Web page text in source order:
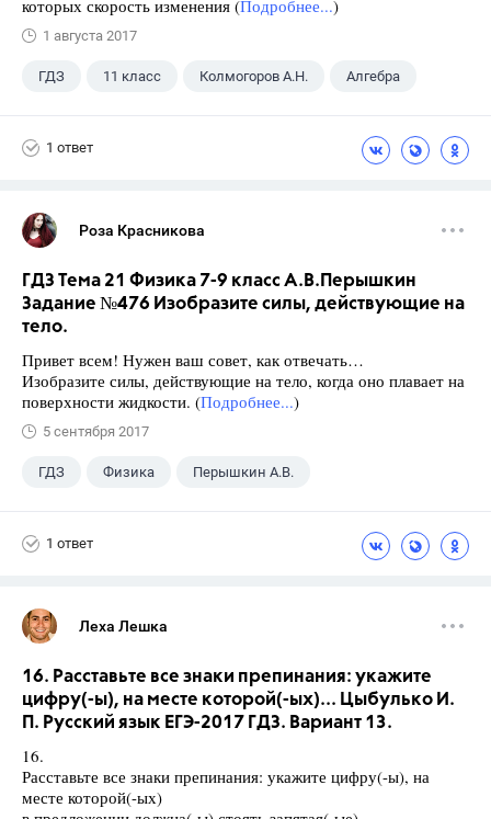
которых скорость изменения (Подробнее...)
1 августа 2017
ГДЗ 11 класс Колмогоров А.Н. Алгебра
1 ответ
Роза Красникова
ГДЗ Тема 21 Физика 7-9 класс А.В.Перышкин
Задание №476 Изобразите силы, действующие на
тело.
Привет всем! Нужен ваш совет, как отвечать…
Изобразите силы, действующие на тело, когда оно плавает на
поверхности жидкости. (Подробнее...)
5 сентября 2017
ГДЗ Физика Перышкин А.В.
1 ответ
Леха Лешка
16. Расставьте все знаки препинания: укажите
цифру(-ы), на месте которой(-ых)... Цыбулько И.
П. Русский язык ЕГЭ-2017 ГДЗ. Вариант 13.
16.
Расставьте все знаки препинания: укажите цифру(-ы), на
месте которой(-ых)